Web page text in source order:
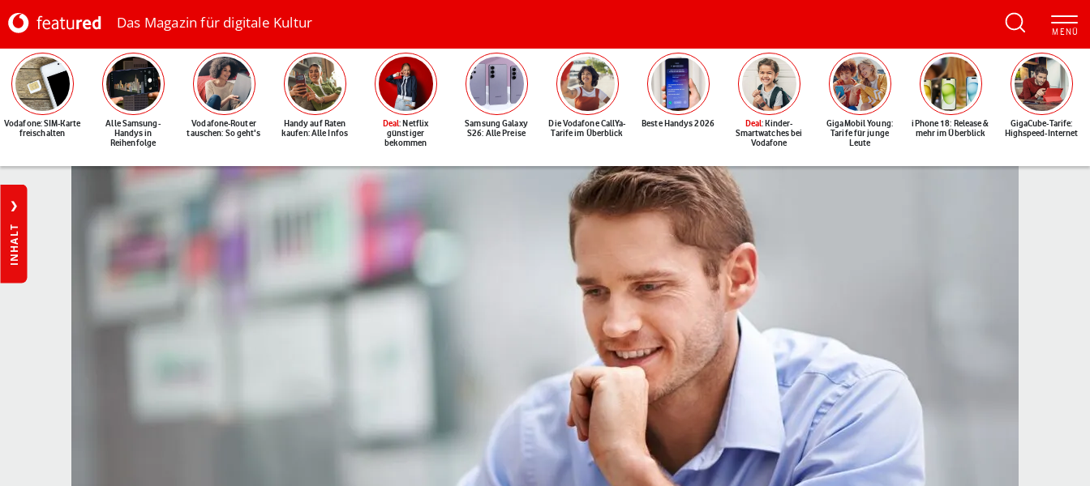
Das Magazin für digitale Kultur
Vodafone: SIM-Karte
freischalten
Alle Samsung-
Handys in
Reihenfolge
Vodafone-Router
tauschen: So geht's
Handy auf Raten
kaufen: Alle Infos
Deal: Netflix
günstiger
bekommen
Samsung Galaxy
S26: Alle Preise
Die Vodafone CallYa-
Tarife im Überblick
Beste Handys 2026 Deal: Kinder-
Smartwatches bei
Vodafone
GigaMobil Young:
Tarife für junge
Leute
iPhone 18: Release &
mehr im Überblick
GigaCube-Tarife:
Highspeed-Internet
INHALT